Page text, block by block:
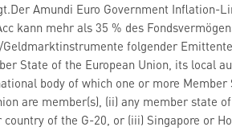
Amundi Euro Government Inflation-
kann mehr als 35 % des
folgender
State of the European Union, its local
body of which one or more Member
are member(s), (ii) any member state
of the G-20, or (iii) Singapore or